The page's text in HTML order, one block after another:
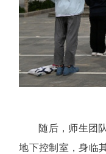
随后，师生团
地下控制室，身临